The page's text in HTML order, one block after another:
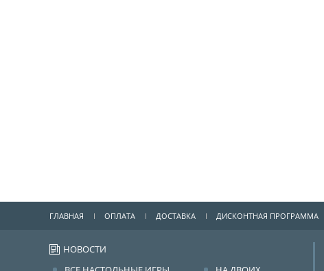
ГЛАВНАЯ ОПЛАТА ДОСТАВКА ДИСКОНТНАЯ ПРОГРАММА
НОВОСТИ